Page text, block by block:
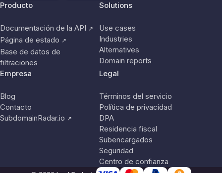
Producto
Documentación de la API ↗
Página de estado ↗
Base de datos de
filtraciones
Solutions
Use cases
Industries
Alternatives
Domain reports
Empresa
Blog
Contacto
SubdomainRadar.io ↗
Legal
Términos del servicio
Política de privacidad
DPA
Residencia fiscal
Subencargados
Seguridad
Centro de confianza